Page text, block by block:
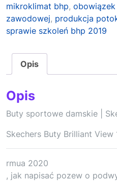
mikroklimat bhp,
zawodowej, produkcja
sprawie szkoleń bhp 2019
Opis
Opis
Buty sportowe damskie |
Skechers Buty Brilliant View
rmua 2020
, jak napisać pozew o